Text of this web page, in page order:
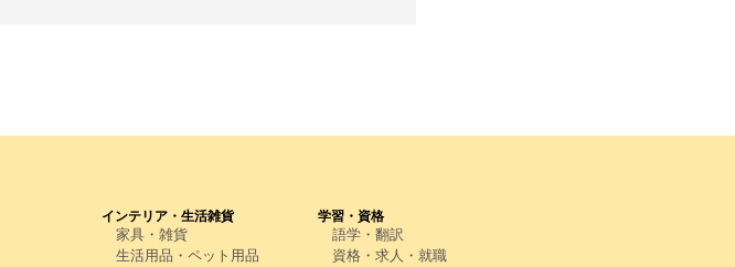
インテリア・生活雑貨
家具・雑貨
生活用品・ペット用品
学習・資格
語学・翻訳
資格・求人・就職